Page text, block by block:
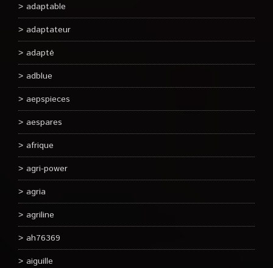
adaptable
adaptateur
adapté
adblue
aepspieces
aespares
afrique
agri-power
agria
agriline
ah76369
aiguille